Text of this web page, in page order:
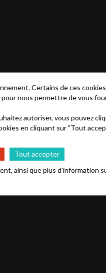
Certains de ces
nous permettre de vous
autoriser, vous pouvez
en cliquant sur "Tout
Tout accepter
ainsi que plus d'information